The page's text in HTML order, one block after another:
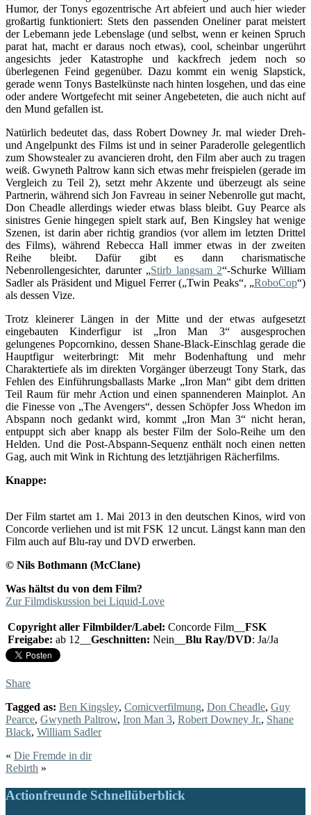
Humor, der Tonys egozentrische Art abfeiert und auch hier wieder
großartig funktioniert: Stets den passenden Oneliner parat meistert
der Lebemann jede Lebenslage (und selbst, wenn er keinen Spruch
parat hat, macht er daraus noch etwas), cool, scheinbar ungerührt
angesichts jeder Katastrophe und kackfrech jedem noch so
überlegenen Feind gegenüber. Dazu kommt ein wenig Slapstick,
gerade wenn Tonys Bastelkünste nach hinten losgehen, und das eine
oder andere Wortgefecht mit seiner Angebeteten, die auch nicht auf
den Mund gefallen ist.
Natürlich bedeutet das, dass Robert Downey Jr. mal wieder Dreh-
und Angelpunkt des Films ist und in seiner Paraderolle gelegentlich
zum Showstealer zu avancieren droht, den Film aber auch zu tragen
weiß. Gwyneth Paltrow kann sich etwas mehr freispielen (gerade im
Vergleich zu Teil 2), setzt mehr Akzente und überzeugt als seine
Partnerin, während sich Jon Favreau in seiner Nebenrolle gut macht,
Don Cheadle allerdings wieder etwas blass bleibt. Guy Pearce als
sinistres Genie hingegen spielt stark auf, Ben Kingsley hat wenige
Szenen, ist darin aber richtig grandios (vor allem im letzten Drittel
des Films), während Rebecca Hall immer etwas in der zweiten
Reihe bleibt. Dafür gibt es dann charismatische
Nebenrollengesichter, darunter „Stirb langsam 2“-Schurke William
Sadler als Präsident und Miguel Ferrer („Twin Peaks“, „RoboCop“)
als dessen Vize.
Trotz kleinerer Längen in der Mitte und der etwas aufgesetzt
eingebauten Kinderfigur ist „Iron Man 3“ ausgesprochen
gelungenes Popcornkino, dessen Shane-Black-Einschlag gerade die
Hauptfigur weiterbringt: Mit mehr Bodenhaftung und mehr
Charaktertiefe als im direkten Vorgänger überzeugt Tony Stark, das
Fehlen des Einführungsballasts Marke „Iron Man“ gibt dem dritten
Teil Raum für mehr Action und einen spannenderen Mainplot. An
die Finesse von „The Avengers“, dessen Schöpfer Joss Whedon im
Abspann noch gedankt wird, kommt „Iron Man 3“ nicht heran,
entpuppt sich aber knapp als bester Film der Solo-Reihe um den
Helden. Und die Post-Abspann-Sequenz enthält noch einen netten
Gag, auch mit Wink in Richtung des letztjährigen Rächerfilms.
Knappe:
Der Film startet am 1. Mai 2013 in den deutschen Kinos, wird von
Concorde verliehen und ist mit FSK 12 uncut. Längst kann man den
Film auch auf Blu-ray und DVD erwerben.
© Nils Bothmann (McClane)
Was hältst du von dem Film?
Zur Filmdiskussion bei Liquid-Love
Copyright aller Filmbilder/Label: Concorde Film__ FSK
Freigabe: ab 12__ Geschnitten: Nein__ Blu Ray/DVD: Ja/Ja
Share
Tagged as: Ben Kingsley, Comicverfilmung, Don Cheadle, Guy
Pearce, Gwyneth Paltrow, Iron Man 3, Robert Downey Jr., Shane
Black, William Sadler
« Die Fremde in dir
Rebirth »
Actionfreunde Schnellüberblick